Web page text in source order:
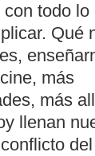
con todo lo
Qué
más
más
llenan
del